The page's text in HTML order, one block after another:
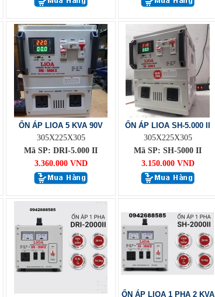
ỔN ÁP LIOA 5 KVA 90V
305X225X305
Mã SP: DRI-5.000 II
3.360.000 VND
ỔN ÁP LIOA SH-5.000 II
305X225X305
Mã SP: SH-5000 II
3.150.000 VND
ỔN ÁP LIOA 1 PHA 2 KVA